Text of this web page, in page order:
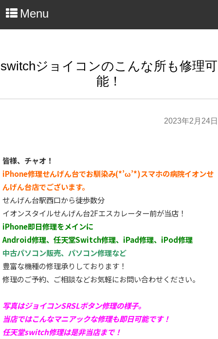
Menu
switchジョイコンのこんな所も修理可
能！
2023年2月24日
皆様、チャオ！
iPhone修理せんげん台でお馴染み(*’ω’*)スマホの病院イオンせ
んげん台店でございます。
せんげん台駅西口から徒歩数分
イオンスタイルせんげん台2Fエスカレーター前が当店！
iPhone即日修理をメインに
Android修理、任天堂Switch修理、iPad修理、iPod修理
中古パソコン販売、パソコン修理など
豊富な機種の修理承りしております！
修理のご予約、ご相談などお気軽にお問い合わせください。
写真はジョイコンSRSLボタン修理の様子。
当店ではこんなマニアックな修理も即日可能です！
任天堂switch修理は是非当店まで！